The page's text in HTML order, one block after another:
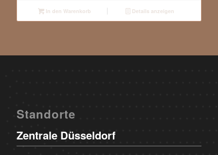
In den Warenkorb Details anzeigen
Standorte
Zentrale Düsseldorf